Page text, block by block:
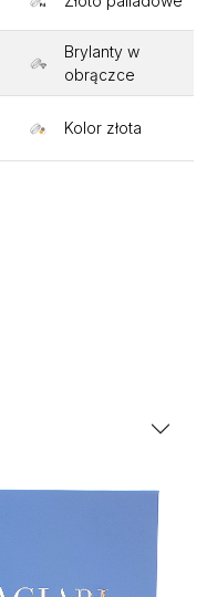
Brylanty w
obrączce
Kolor złota